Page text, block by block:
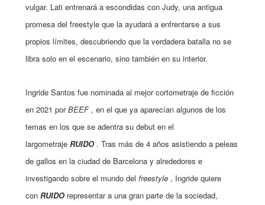
vulgar. Lati entrenará a escondidas con Judy, una antigua
promesa del freestyle que la ayudará a enfrentarse a sus
propios límites, descubriendo que la verdadera batalla no se
libra solo en el escenario, sino también en su interior.
Ingride Santos fue nominada al mejor cortometraje de ficción
en 2021 porBEEF, en el que ya aparecían algunos de los
temas en los que se adentra su debut en el
largometraje RUIDO. Tras más de 4 años asistiendo a peleas
de gallos en la ciudad de Barcelona y alrededores e
investigando sobre el mundo del freestyle, Ingride quiere
con RUIDOrepresentar a una gran parte de la sociedad,